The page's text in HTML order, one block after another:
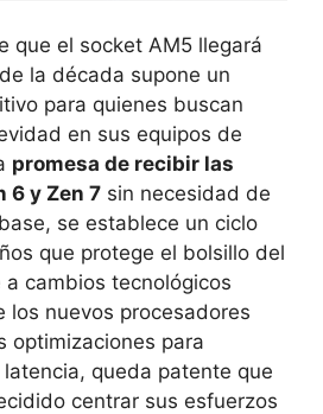
que el socket AM5 llegará
la década supone un
para quienes buscan
en sus equipos de
promesa de recibir las
6 y Zen 7 sin necesidad de
se establece un ciclo
que protege el bolsillo del
cambios tecnológicos
los nuevos procesadores
optimizaciones para
queda patente que
centrar sus esfuerzos